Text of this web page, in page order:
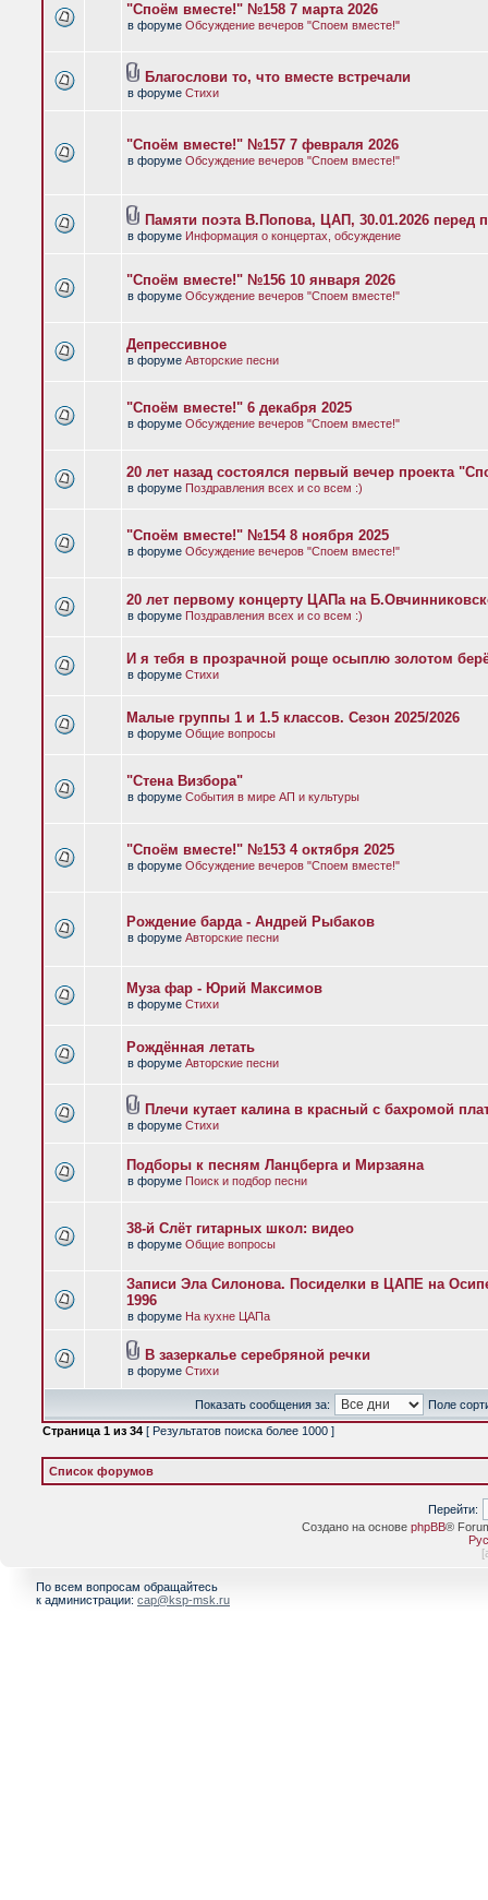
"Споём вместе!" №158 7 марта 2026
в форуме Обсуждение вечеров "Споем вместе!"
Благослови то, что вместе встречали
в форуме Стихи
"Споём вместе!" №157 7 февраля 2026
в форуме Обсуждение вечеров "Споем вместе!"
Памяти поэта В.Попова, ЦАП, 30.01.2026 перед
в форуме Информация о концертах, обсуждение
"Споём вместе!" №156 10 января 2026
в форуме Обсуждение вечеров "Споем вместе!"
Депрессивное
в форуме Авторские песни
"Споём вместе!" 6 декабря 2025
в форуме Обсуждение вечеров "Споем вместе!"
20 лет назад состоялся первый вечер проекта
в форуме Поздравления всех и со всем :)
"Споём вместе!" №154 8 ноября 2025
в форуме Обсуждение вечеров "Споем вместе!"
20 лет первому концерту ЦАПа на
в форуме Поздравления всех и со всем :)
И я тебя в прозрачной роще осыплю золотом
в форуме Стихи
Малые группы 1 и 1.5 классов. Сезон 2025/2026
в форуме Общие вопросы
"Стена Визбора"
в форуме События в мире АП и культуры
"Споём вместе!" №153 4 октября 2025
в форуме Обсуждение вечеров "Споем вместе!"
Рождение барда - Андрей Рыбаков
в форуме Авторские песни
Муза фар - Юрий Максимов
в форуме Стихи
Рождённая летать
в форуме Авторские песни
Плечи кутает калина в красный с бахромой
в форуме Стихи
Подборы к песням Ланцберга и Мирзаяна
в форуме Поиск и подбор песни
38-й Слёт гитарных школ: видео
в форуме Общие вопросы
Записи Эла Силонова. Посиделки в ЦАПЕ на
1996
в форуме На кухне ЦАПа
В зазеркалье серебряной речки
в форуме Стихи
Показать сообщения за:
Поле
Страница 1 из 34 [ Результатов поиска более 1000 ]
Список форумов
Перейти:
Создано на основе phpBB®
[
По всем вопросам обращайтесь
к администрации: cap@ksp-msk.ru